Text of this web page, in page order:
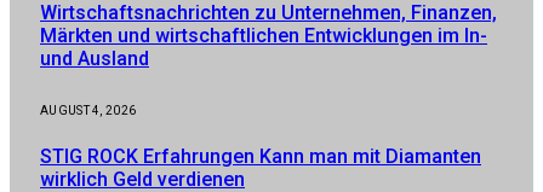
Wirtschaftsnachrichten zu Unternehmen, Finanzen,
Märkten und wirtschaftlichen Entwicklungen im In-
und Ausland
AUGUST 4, 2026
STIG ROCK Erfahrungen Kann man mit Diamanten
wirklich Geld verdienen